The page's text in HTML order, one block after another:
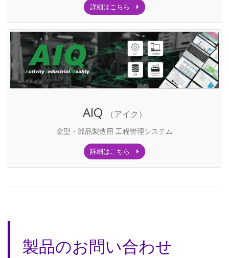
詳細はこちら
AIQ （アイク）
金型・部品製造用 工程管理システム
詳細はこちら
製品のお問い合わせ